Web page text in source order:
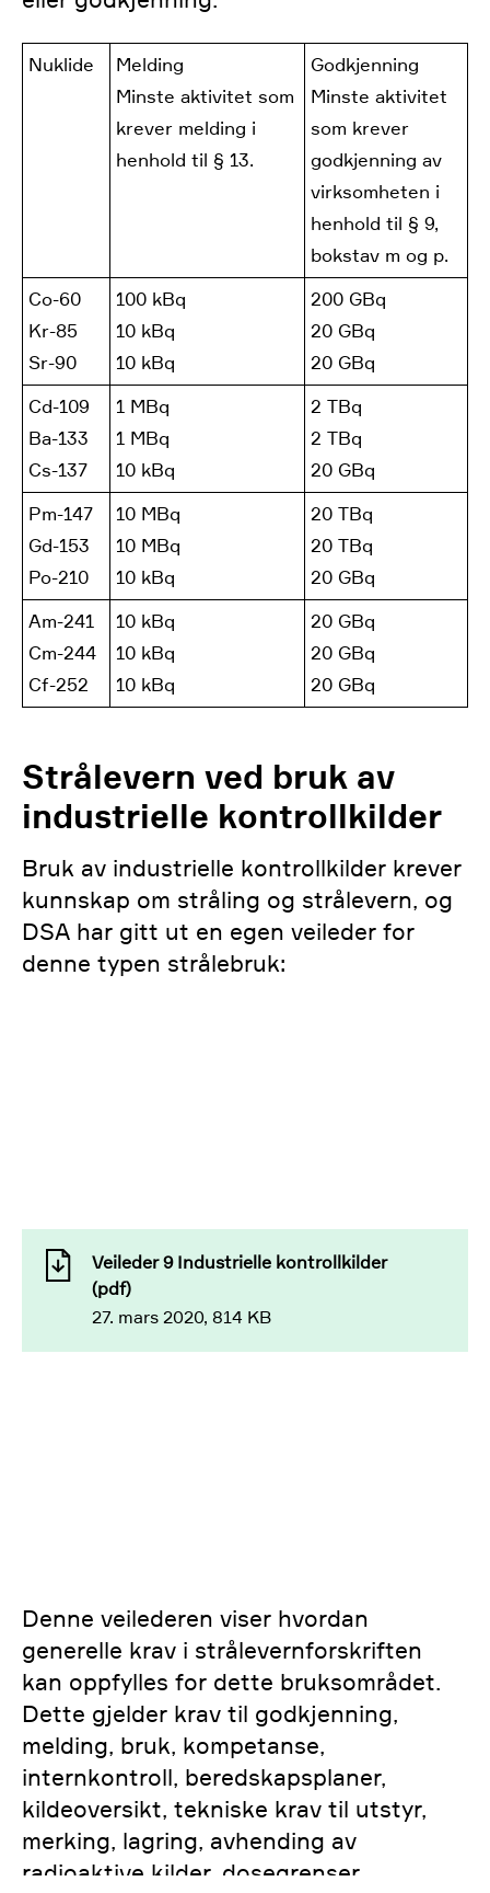
Nuklide
Melding
Minste aktivitet som
krever melding i
henhold til § 13.
Godkjenning
Minste aktivitet
som krever
godkjenning av
virksomheten i
henhold til § 9,
bokstav m og p.
Co-60
Kr-85
Sr-90
100 kBq
10 kBq
10 kBq
200 GBq
20 GBq
20 GBq
Cd-109
Ba-133
Cs-137
1 MBq
1 MBq
10 kBq
2 TBq
2 TBq
20 GBq
Pm-147
Gd-153
Po-210
10 MBq
10 MBq
10 kBq
20 TBq
20 TBq
20 GBq
Am-241
Cm-244
Cf-252
10 kBq
10 kBq
10 kBq
20 GBq
20 GBq
20 GBq
Strålevern ved bruk av
industrielle kontrollkilder
Bruk av industrielle kontrollkilder krever
kunnskap om stråling og strålevern, og
DSA har gitt ut en egen veileder for
denne typen strålebruk:
Veileder 9 Industrielle kontrollkilder
(pdf)
27. mars 2020, 814 KB
Denne veilederen viser hvordan
generelle krav i strålevernforskriften
kan oppfylles for dette bruksområdet.
Dette gjelder krav til godkjenning,
melding, bruk, kompetanse,
internkontroll, beredskapsplaner,
kildeoversikt, tekniske krav til utstyr,
merking, lagring, avhending av
radioaktive kilder, dosegrenser,